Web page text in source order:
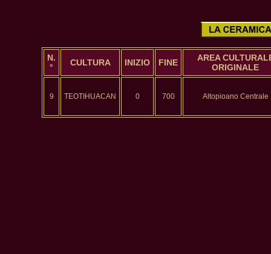
N.
°
CULTURA INIZIO FINE
AREA
ORIGINALE
9 TEOTIHUACAN 0 700 Altopioano Centrale